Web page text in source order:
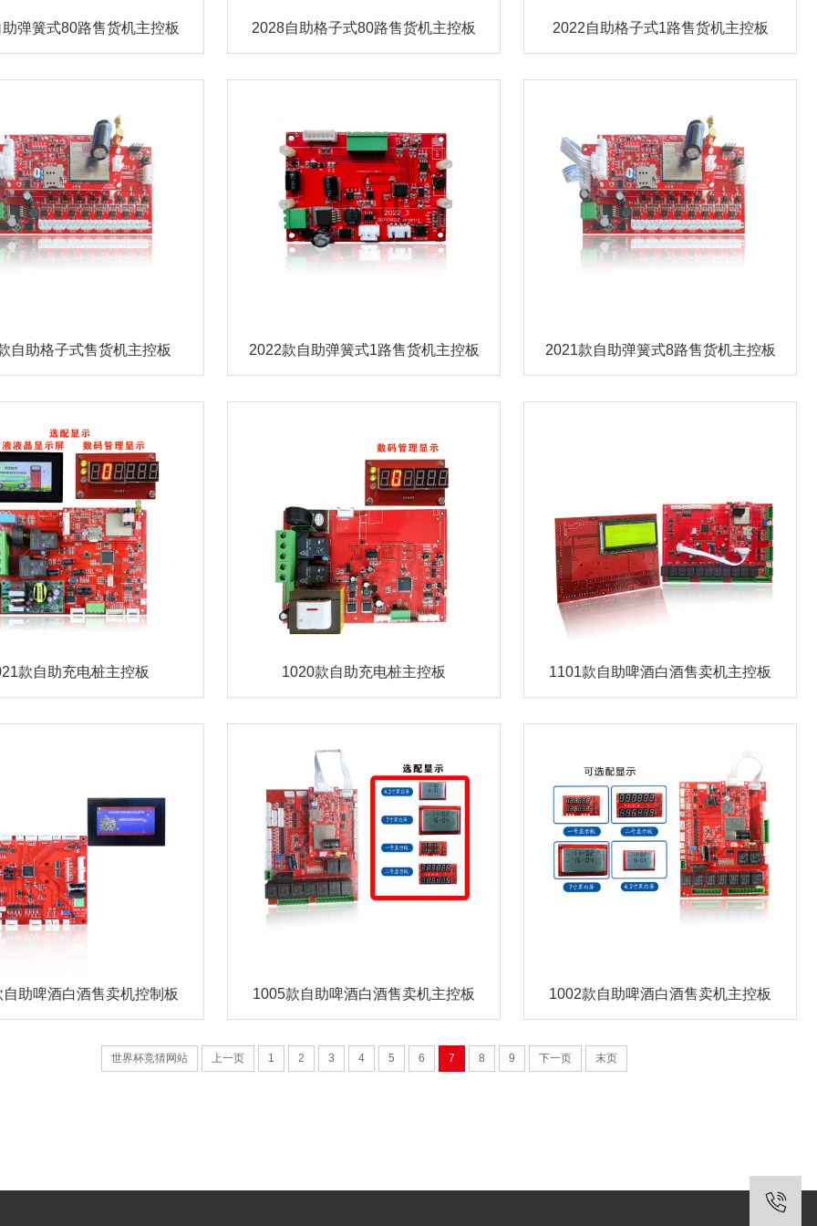
弹簧式80路售货机主控板 2028自助格子式80路售货机主控板 2022自助格子式1路售货机主控板
自助格子式售货机主控板 2022款自助弹簧式1路售货机主控板 2021款自助弹簧式8路售货机主控板
款自助充电桩主控板 1020款自助充电桩主控板 1101款自助啤酒白酒售卖机主控板
助啤酒白酒售卖机控制板 1005款自助啤酒白酒售卖机主控板 1002款自助啤酒白酒售卖机主控板
世界杯竞猜网站 上一页 1 2 3 4 5 6 7 8 9 下一页 末页